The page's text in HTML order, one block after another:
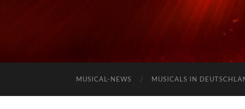
MUSICAL-NEWS MUSICALS IN